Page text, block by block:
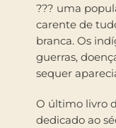
??? uma
carente de
branca. Os
guerras,
sequer
O último livro
dedicado ao